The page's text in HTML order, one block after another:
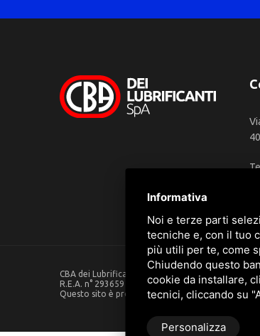
CBA dei Lubrificanti Spa - P. IVA 00624811204 -
R.E.A. n° 293659 - REG. IMPRESE BO Capitale
Questo sito è protetto da Google reCAPTCHA v3,
Informativa
Noi e terze parti
tecniche e, con il tuo
più utili per te, come
Chiudendo questo
cookie da installare,
tecnici, cliccando su
Personalizza